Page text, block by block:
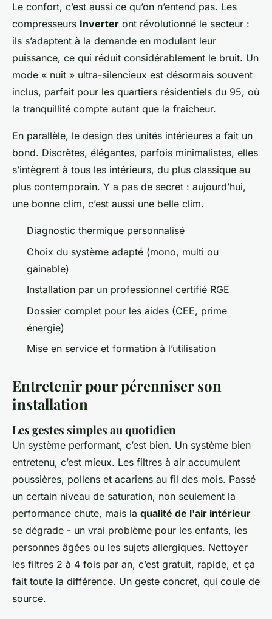
Le confort, c’est aussi ce qu’on n’entend pas. Les
compresseurs Inverter ont révolutionné le secteur :
ils s’adaptent à la demande en modulant leur
puissance, ce qui réduit considérablement le bruit. Un
mode « nuit » ultra-silencieux est désormais souvent
inclus, parfait pour les quartiers résidentiels du 95, où
la tranquillité compte autant que la fraîcheur.
En parallèle, le design des unités intérieures a fait un
bond. Discrètes, élégantes, parfois minimalistes, elles
s’intègrent à tous les intérieurs, du plus classique au
plus contemporain. Y a pas de secret : aujourd’hui,
une bonne clim, c’est aussi une belle clim.
Diagnostic thermique personnalisé
Choix du système adapté (mono, multi ou
gainable)
Installation par un professionnel certifié RGE
Dossier complet pour les aides (CEE, prime
énergie)
Mise en service et formation à l’utilisation
Entretenir pour pérenniser son
installation
Les gestes simples au quotidien
Un système performant, c’est bien. Un système bien
entretenu, c’est mieux. Les filtres à air accumulent
poussières, pollens et acariens au fil des mois. Passé
un certain niveau de saturation, non seulement la
performance chute, mais la qualité de l'air intérieur
se dégrade - un vrai problème pour les enfants, les
personnes âgées ou les sujets allergiques. Nettoyer
les filtres 2 à 4 fois par an, c’est gratuit, rapide, et ça
fait toute la différence. Un geste concret, qui coule de
source.